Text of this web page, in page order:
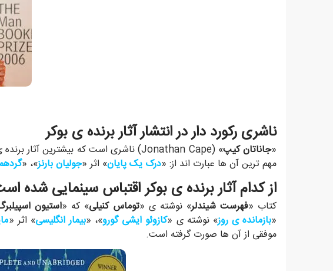
ناشری رکورد دار در انتشار آثار برنده ی بوکر
«جاناتان کیپ
مهم ترین آن ها عبارت اند از: «درک یک پایان» اثر «جولیان بارنز»، «
از کدام آثار برنده ی بوکر اقتباس سینمایی شده
کتاب «فهرست شیندلر» نوشته ی «توماس کنیلی» که «استیون
«بازمانده ی روز» نوشته ی «کازوئو ایشی گورو»، «بیمار انگلیسی» اثر «
موفقی از آن ها صورت گرفته است.